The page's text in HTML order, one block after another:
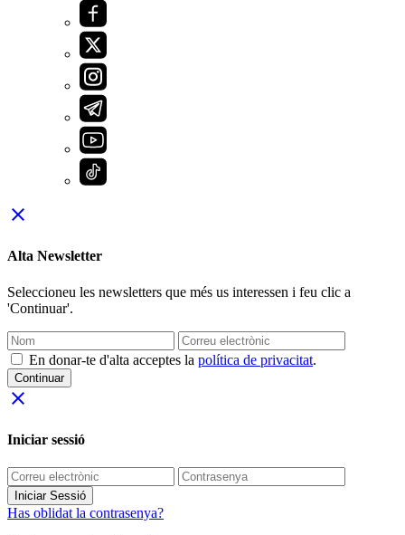
close
Alta Newsletter
Seleccioneu les newsletters que més us interessen i feu clic a
'Continuar'.
En donar-te d'alta acceptes la política de privacitat.
Continuar
close
Iniciar sessió
Iniciar Sessió
Has oblidat la contrasenya?